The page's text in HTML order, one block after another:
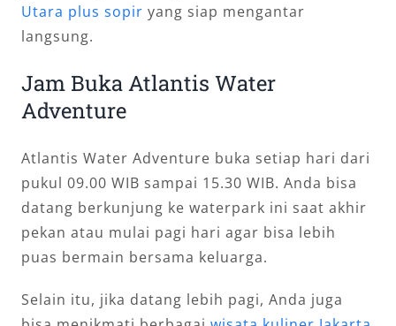
Utara plus sopir yang siap mengantar
langsung.
Jam Buka Atlantis Water
Adventure
Atlantis Water Adventure buka setiap hari dari
pukul 09.00 WIB sampai 15.30 WIB. Anda bisa
datang berkunjung ke waterpark ini saat akhir
pekan atau mulai pagi hari agar bisa lebih
puas bermain bersama keluarga.
Selain itu, jika datang lebih pagi, Anda juga